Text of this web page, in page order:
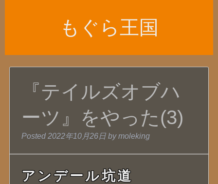
もぐら王国
『テイルズオブハ
ーツ』をやった(3)
Posted2022年10月26日 by moleking
アンデール坑道